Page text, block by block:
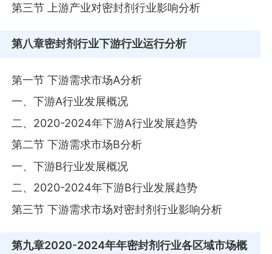
第三节 上游产业对密封剂行业影响分析
第八章密封剂行业下游行业运行分析
第一节 下游需求市场A分析
一、下游A行业发展概况
二、2020-2024年下游A行业发展趋势
第二节 下游需求市场B分析
一、下游B行业发展概况
二、2020-2024年下游B行业发展趋势
第三节 下游需求市场对密封剂行业影响分析
第九章2020-2024年年密封剂行业各区域市场概